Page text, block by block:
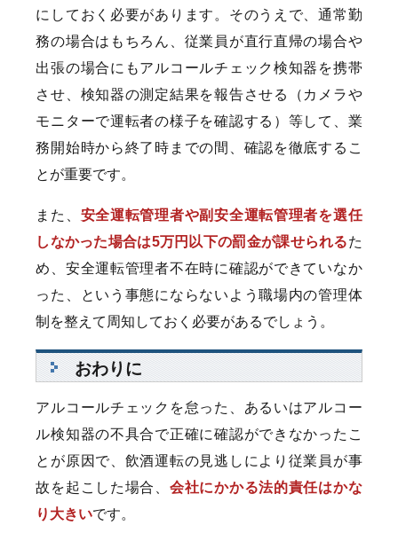
にしておく必要があります。そのうえで、通常勤
務の場合はもちろん、従業員が直行直帰の場合や
出張の場合にもアルコールチェック検知器を携帯
させ、検知器の測定結果を報告させる（カメラや
モニターで運転者の様子を確認する）等して、業
務開始時から終了時までの間、確認を徹底するこ
とが重要です。
また、 安全運転管理者や副安全運転管理者を選任
しなかった場合は5万円以下の罰金が課せられるた
め、安全運転管理者不在時に確認ができていなか
った、という事態にならないよう職場内の管理体
制を整えて周知しておく必要があるでしょう。
おわりに
アルコールチェックを怠った、あるいはアルコー
ル検知器の不具合で正確に確認ができなかったこ
とが原因で、飲酒運転の見逃しにより従業員が事
故を起こした場合、 会社にかかる法的責任はかな
り大きいです。